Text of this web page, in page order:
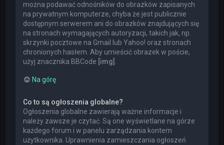
można podawać odnośników do obrazków zapisanych
na prywatnym komputerze, chyba że jest publicznie
dostępnym serwerem ani do obrazków znajdujących się
na stronach wymagających autoryzacji, takich jak, np.
skrzynki pocztowe na Gmail lub Yahoo! oraz stronach
chronionych hasłem. Aby umieścić obrazek w poście,
użyj znacznika BBCode [img] .
Na górę
Co to są ogłoszenia globalne?
Ogłoszenia globalne zawierają ważne informacje i
należy zawsze je czytać. Są one wyświetlane na górze
każdego forum i w panelu zarządzania kontem
użytkownika. Uprawnienia zamieszczania ogłoszeń